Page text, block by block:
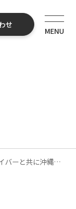
せ
に沖縄観光をアピール